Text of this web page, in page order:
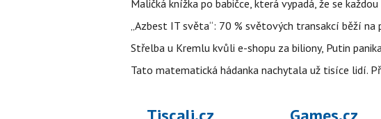
Maličká knížka po babičce, která vypadá, že se
„Azbest IT světa“: 70 % světových transakcí běží
Střelba u Kremlu kvůli e-shopu za biliony, Putin
Tato matematická hádanka nachytala už tisíce lidí.